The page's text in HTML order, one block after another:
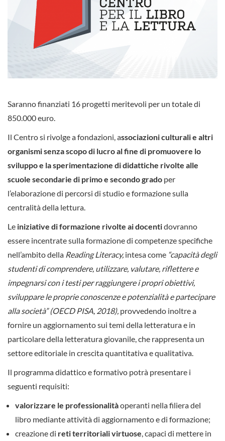
Saranno finanziati 16 progetti meritevoli per un totale di
850.000 euro.
Il Centro si rivolge a fondazioni, associazioni culturali e altri
organismi senza scopo di lucro al fine di promuovere lo
sviluppo e la sperimentazione di didattiche rivolte alle
scuole secondarie di primo e secondo grado per
l’elaborazione di percorsi di studio e formazione sulla
centralità della lettura.
Le iniziative di formazione rivolte ai docentidovranno
essere incentrate sulla formazione di competenze specifiche
nell’ambito della Reading Literacy, intesa come “capacità degli
studenti di comprendere, utilizzare, valutare, riflettere e
impegnarsi con i testi per raggiungere i propri obiettivi,
sviluppare le proprie conoscenze e potenzialità e partecipare
alla società” (OECD PISA, 2018), provvedendo inoltre a
fornire un aggiornamento sui temi della letteratura e in
particolare della letteratura giovanile, che rappresenta un
settore editoriale in crescita quantitativa e qualitativa.
Il programma didattico e formativo potrà presentare i
seguenti requisiti:
valorizzare le professionalitàoperanti nella filiera del
libro mediante attività di aggiornamento e di formazione;
creazione di reti territoriali virtuose, capaci di mettere in